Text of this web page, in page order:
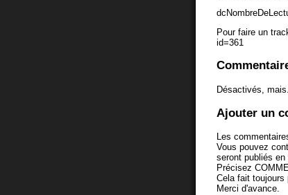
Pour faire un
id=361
Désactivés,
Ajouter un
Les
Vous pouvez
seront publiés
Précisez
Cela fait toujours
Merci d'avance.